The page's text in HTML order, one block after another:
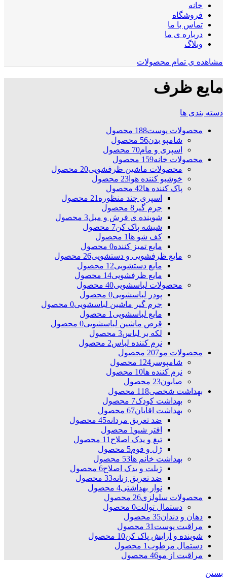
خانه
فروشگاه
تماس با ما
درباره ی ما
وبلاگ
مشاهده ی تمام محصولات
مایع ظرف
دسته بندی ها
محصولات پوست188 محصول
شامپو بدن56 محصول
اسپری و مام70 محصول
محصولات خانه159 محصول
محصولات ماشین ظرفشویی20 محصول
خوشبو کننده هوا 23 محصول
پاک کننده ها42 محصول
اسپری چند منظوره21 محصول
جرم گیر 8 محصول
شوینده ی فرش و مبل3 محصول
شیشه پاک کن7 محصول
کف شو ها1 محصول
مایع تمیز کننده0 محصول
مایع ظرفشویی و دستشویی26 محصول
مایع دستشویی12 محصول
مایع ظرفشویی14 محصول
محصولات لباسشویی40 محصول
پودر لباسشویی0 محصول
جرم گیر ماشین لباسشویی0 محصول
مایع لباسشویی1 محصول
قرص ماشین لباسشویی0 محصول
لکه بر لباس3 محصول
نرم کننده لباس2 محصول
محصولات مو207 محصول
شامپوسر 124 محصول
نرم کننده ها10 محصول
صابون23 محصول
بهداشت شخصی118 محصول
بهداشت کودک7 محصول
بهداشت اقایان67 محصول
ضد تعریق مردانه45 محصول
افتر شیو1 محصول
تیغ و یدک اصلاح11 محصول
ژل و فوم5 محصول
بهداشت خانم ها53 محصول
ژیلت و یدک اصلاح6 محصول
ضد تعریق زنانه33 محصول
نوار بهداشتی4 محصول
محصولات سلولزی26 محصول
دستمال توالت0 محصول
دهان و دندان35 محصول
مراقبت پوست31 محصول
شوینده و ارایش پاک کن10 محصول
دستمال مرطوب1 محصول
مراقبت از مو46 محصول
بستن